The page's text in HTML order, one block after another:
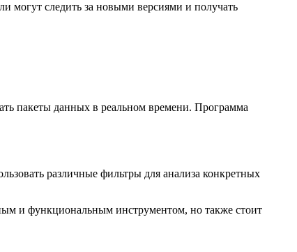
могут следить за новыми версиями и получать
пакеты данных в реальном времени. Программа
различные фильтры для анализа конкретных
и функциональным инструментом, но также стоит